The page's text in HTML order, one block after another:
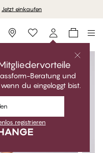
Jetzt einkaufen
Storefinder
Beratung und
du eingeloggt bist.
registrieren